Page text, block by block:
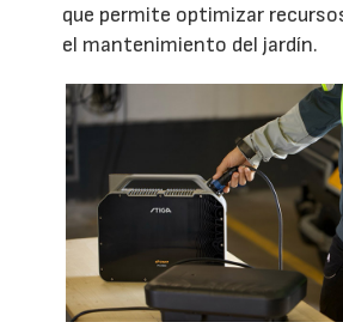
que permite optimizar
el mantenimiento del jardín.